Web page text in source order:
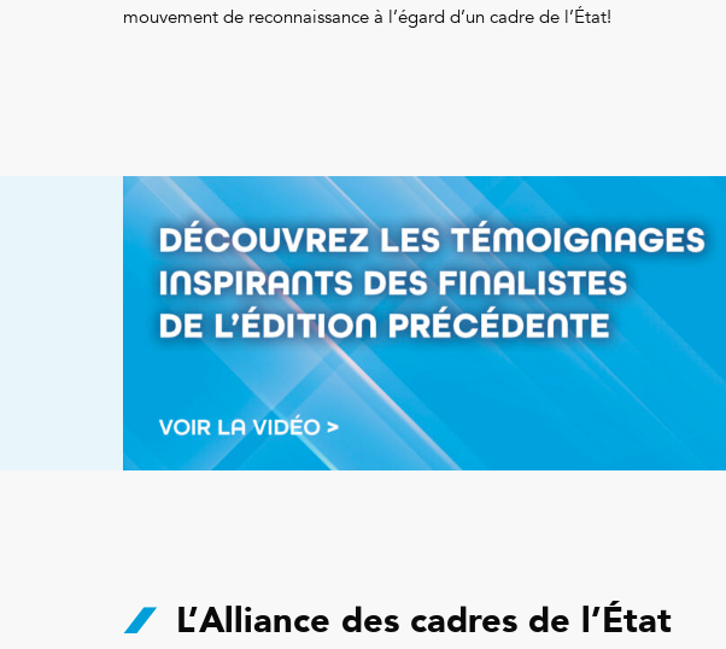
mouvement de reconnaissance à l’égard d’un cadre de l’État!
L’Alliance des cadres de l’État